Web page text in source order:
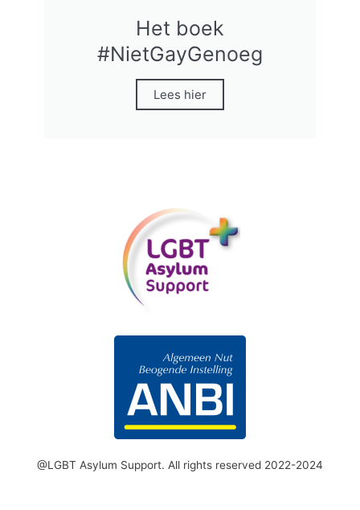
Het boek
#NietGayGenoeg
Lees hier
@LGBT Asylum Support. All rights reserved 2022-2024